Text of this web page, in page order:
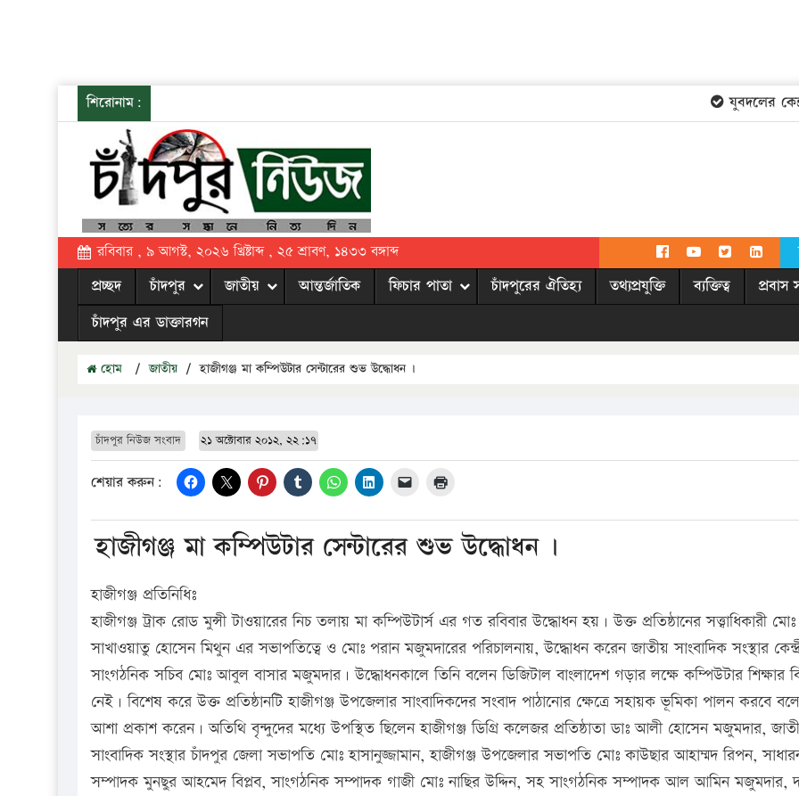
শিরোনাম: যুবদলের
রবিবার , ৯ আগস্ট, ২০২৬ খ্রিষ্টাব্দ , ২৫ শ্রাবণ, ১৪৩৩ বঙ্গাব্দ
প্রচ্ছদ চাঁদপুর জাতীয় আন্তর্জাতিক ফিচার পাতা চাঁদপুরের ঐতিহ্য তথ্যপ্রযুক্তি ব্যক্তিত্ব প্রবাস
চাঁদপুর এর ডাক্তারগন
হোম / জাতীয় / হাজীগঞ্জ মা কম্পিউটার সেন্টারের শুভ উদ্ধোধন ।
চাঁদপুর নিউজ সংবাদ ২১ অক্টোবার ২০১২, ২২:১৭
শেয়ার করুন:
হাজীগঞ্জ মা কম্পিউটার সেন্টারের শুভ উদ্ধোধন ।
হাজীগঞ্জ প্রতিনিধিঃ
হাজীগঞ্জ ট্রাক রোড মুন্সী টাওয়ারের নিচ তলায় মা কম্পিউটার্স এর গত রবিবার উদ্ধোধন হয়। উক্ত প্রতিষ্ঠানের সত্ত্বাধিকারী মোঃ
সাখাওয়াতু হোসেন মিথুন এর সভাপতিত্বে ও মোঃ পরান মজুমদারের পরিচালনায়, উদ্ধোধন করেন জাতীয় সাংবাদিক সংস্থার
সাংগঠনিক সচিব মোঃ আবুল বাসার মজুমদার। উদ্ধোধনকালে তিনি বলেন ডিজিটাল বাংলাদেশ গড়ার লক্ষে কম্পিউটার শিক্ষার
নেই। বিশেষ করে উক্ত প্রতিষ্ঠানটি হাজীগঞ্জ উপজেলার সাংবাদিকদের সংবাদ পাঠানোর ক্ষেত্রে সহায়ক ভূমিকা পালন করবে
আশা প্রকাশ করেন। অতিথি বৃন্দুদের মধ্যে উপস্থিত ছিলেন হাজীগঞ্জ ডিগ্রি কলেজর প্রতিষ্ঠাতা ডাঃ আলী হোসেন মজুমদার,
সাংবাদিক সংস্থার চাঁদপুর জেলা সভাপতি মোঃ হাসানুজ্জামান, হাজীগঞ্জ উপজেলার সভাপতি মোঃ কাউছার আহাম্মদ রিপন,
সম্পাদক মুনছুর আহমেদ বিপ্লব, সাংগঠনিক সম্পাদক গাজী মোঃ নাছির উদ্দিন, সহ সাংগঠনিক সম্পাদক আল আমিন মজুমদার,